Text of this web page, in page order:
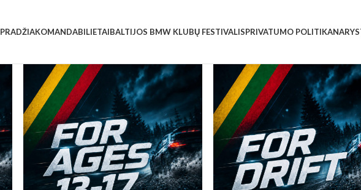
PRADŽIAKOMANDABILIETAIBALTIJOS BMW KLUBŲ FESTIVALISPRIVATUMO POLITIKA